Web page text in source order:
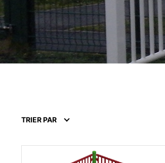
TRIER PAR